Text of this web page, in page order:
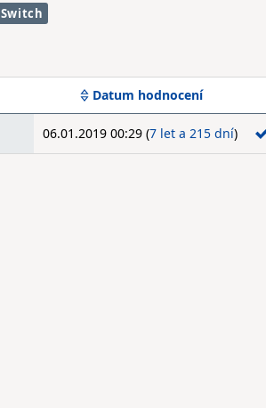
Switch
Datum hodnocení
06.01.2019 00:29 (7 let a 215 dní)